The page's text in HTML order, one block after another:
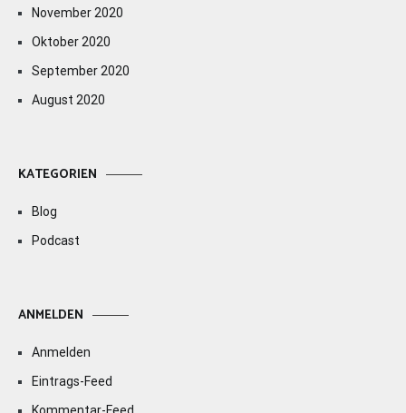
November 2020
Oktober 2020
September 2020
August 2020
KATEGORIEN
Blog
Podcast
ANMELDEN
Anmelden
Eintrags-Feed